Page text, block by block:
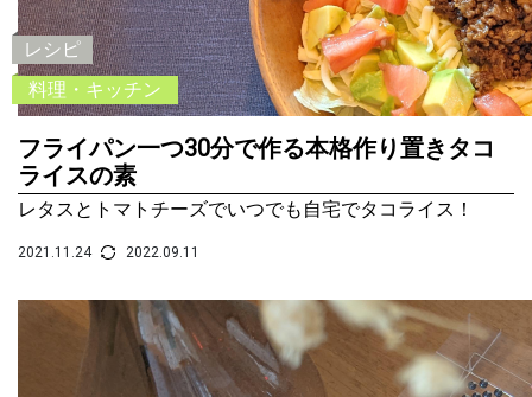
レシピ
料理・キッチン
フライパン一つ30分で作る本格作り置きタコ
ライスの素
レタスとトマトチーズでいつでも自宅でタコライス！
2021.11.24 2022.09.11